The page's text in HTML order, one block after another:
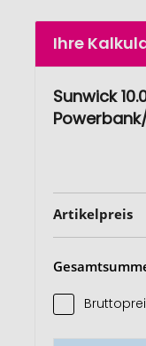
Ihre
Sunwick
Artikelpreis